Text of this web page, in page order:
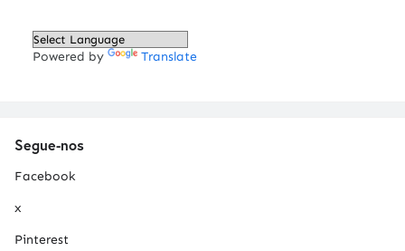
Powered by Translate
Segue-nos
Facebook
x
Pinterest